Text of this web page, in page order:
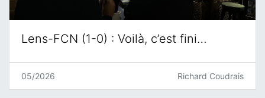
Lens-FCN (1-0) : Voilà, c’est fini…
05/2026 Richard Coudrais